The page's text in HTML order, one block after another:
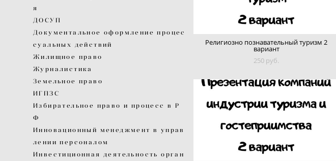
я
ДОСУП
Документальное оформление процес
суальных действий
Жилищное право
Журналистика
Земельное право
ИГПЗС
Избирательное право и процесс в Р
Ф
Инновационный менеджмент в управ
лении персоналом
Инвестиционная деятельность орган
Религиозно познавательный туризм 2
вариант
250 pуб.